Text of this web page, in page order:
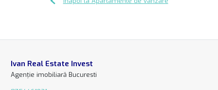
Ivan Real Estate Invest
Agenție imobiliară Bucuresti